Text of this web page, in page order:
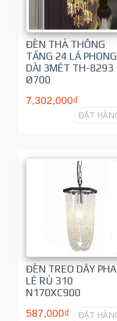
ĐÈN THẢ THÔNG
TẦNG 24 LÁ PHONG
DÀI 3MÉT TH-8293
Ø700
7,302,000₫
ĐẶT
ĐÈN TREO DÂY PHA
LÊ RỦ 310
N170XC900
587,000₫
ĐẶT